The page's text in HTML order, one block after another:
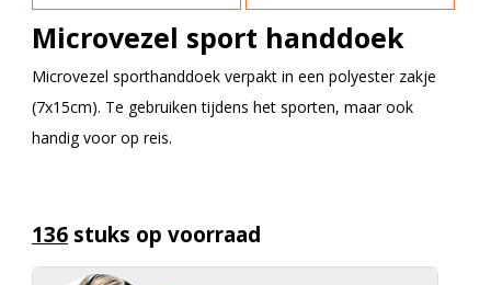
Microvezel sport handdoek
Microvezel sporthanddoek verpakt in een polyester zakje
(7x15cm). Te gebruiken tijdens het sporten, maar ook
handig voor op reis.
136 stuks op voorraad